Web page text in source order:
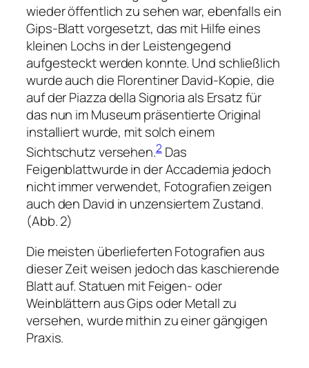
wieder öffentlich zu sehen war, ebenfalls ein
Gips-Blatt vorgesetzt, das mit Hilfe eines
kleinen Lochs in der Leistengegend
aufgesteckt werden konnte. Und schließlich
wurde auch die Florentiner David-Kopie, die
auf der Piazza della Signoria als Ersatz für
das nun im Museum präsentierte Original
installiert wurde, mit solch einem
Sichtschutz versehen.2Das
Feigenblattwurde in der Accademia jedoch
nicht immer verwendet, Fotografien zeigen
auch den David in unzensiertem Zustand.
(Abb. 2)
Die meisten überlieferten Fotografien aus
dieser Zeit weisen jedoch das kaschierende
Blatt auf. Statuen mit Feigen- oder
Weinblättern aus Gips oder Metall zu
versehen, wurde mithin zu einer gängigen
Praxis.